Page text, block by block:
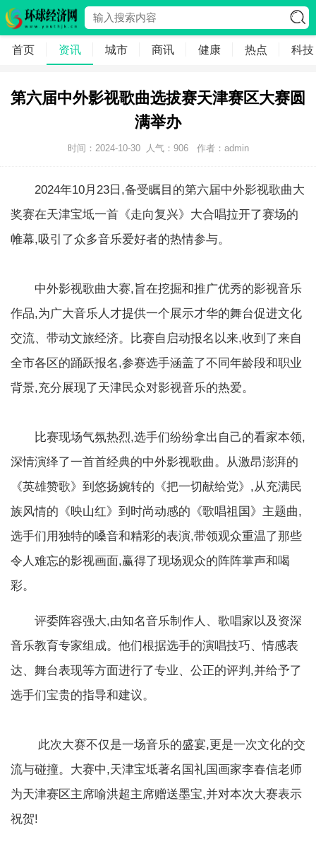
首页 资讯 城市 商讯 健康 热点 科技
第六届中外影视歌曲选拔赛天津赛区大赛圆
满举办
时间：2024-10-30 人气： 906 作者：admin
2024年10月23日,备受瞩目的第六届中外影视歌曲大
奖赛在天津宝坻一首《走向复兴》大合唱拉开了赛场的
帷幕,吸引了众多音乐爱好者的热情参与。
中外影视歌曲大赛,旨在挖掘和推广优秀的影视音乐
作品,为广大音乐人才提供一个展示才华的舞台促进文化
交流、带动文旅经济。比赛自启动报名以来,收到了来自
全市各区的踊跃报名,参赛选手涵盖了不同年龄段和职业
背景,充分展现了天津民众对影视音乐的热爱。
比赛现场气氛热烈,选手们纷纷拿出自己的看家本领,
深情演绎了一首首经典的中外影视歌曲。从激昂澎湃的
《英雄赞歌》到悠扬婉转的《把一切献给党》,从充满民
族风情的《映山红》到时尚动感的《歌唱祖国》主题曲,
选手们用独特的嗓音和精彩的表演,带领观众重温了那些
令人难忘的影视画面,赢得了现场观众的阵阵掌声和喝
彩。
评委阵容强大,由知名音乐制作人、歌唱家以及资深
音乐教育专家组成。他们根据选手的演唱技巧、情感表
达、舞台表现等方面进行了专业、公正的评判,并给予了
选手们宝贵的指导和建议。
此次大赛不仅是一场音乐的盛宴,更是一次文化的交
流与碰撞。大赛中,天津宝坻著名国礼国画家李春信老师
为天津赛区主席喻洪超主席赠送墨宝,并对本次大赛表示
祝贺!